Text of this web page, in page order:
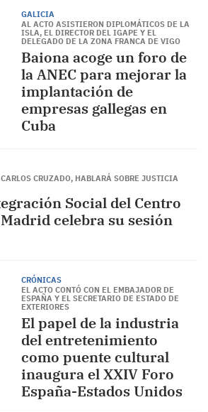
GALICIA
AL ACTO ASISTIERON DIPLOMÁTICOS DE LA
ISLA, EL DIRECTOR DEL IGAPE Y EL
DELEGADO DE LA ZONA FRANCA DE VIGO
Baiona acoge un foro de
la ANEC para mejorar la
implantación de
empresas gallegas en
Cuba
CRUZADO, HABLARÁ SOBRE JUSTICIA
Social del Centro
celebra su sesión
CRÓNICAS
EL ACTO CONTÓ CON EL EMBAJADOR DE
ESPAÑA Y EL SECRETARIO DE ESTADO DE
EXTERIORES
El papel de la industria
del entretenimiento
como puente cultural
inaugura el XXIV Foro
España-Estados Unidos